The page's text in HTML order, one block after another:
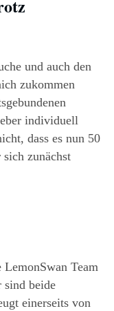
und auch den
zukommen
individuell
dass es nun 50
zunächst
LemonSwan Team
beide
einerseits von